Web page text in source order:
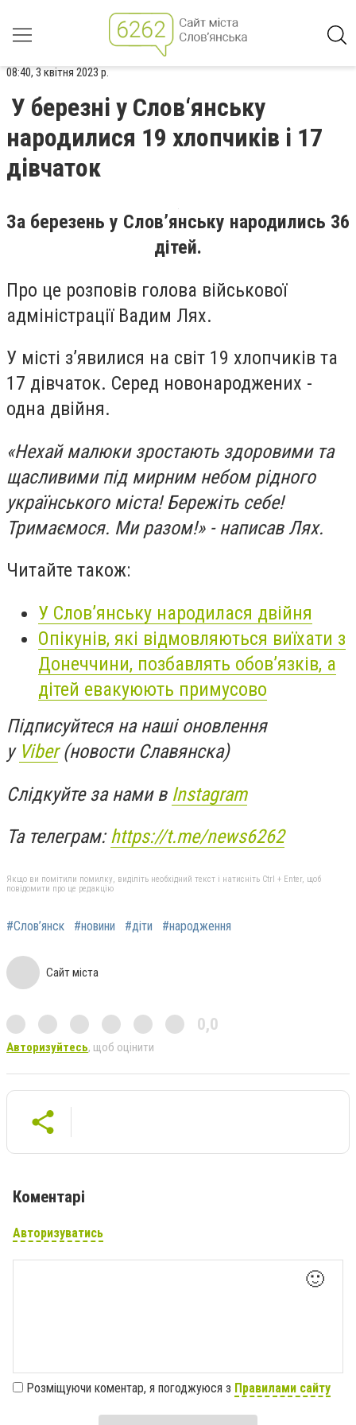
08:40, 3 квітня 2023 р.
У березні у Слов‘янську
народилися 19 хлопчиків і 17
дівчаток
За березень у Слов’янську народились 36
дітей.
Про це розповів голова військової
адміністрації Вадим Лях.
У місті з’явилися на світ 19 хлопчиків та
17 дівчаток. Серед новонароджених -
одна двійня.
«Нехай малюки зростають здоровими та
щасливими під мирним небом рідного
українського міста! Бережіть себе!
Тримаємося. Ми разом!» - написав Лях.
Читайте також:
У Слов’янську народилася двійня
Опікунів, які відмовляються виїхати з
Донеччини, позбавлять обов’язків, а
дітей евакуюють примусово
Підписуйтеся на наші оновлення
у Viber(новости Славянска)
Слідкуйте за нами в Instagram
Та телеграм:https://t.me/news6262
Якщо ви помітили помилку, виділіть необхідний текст і натисніть Ctrl + Enter, щоб
повідомити про це редакцію
#Слов’янск #новини #діти #народження
Сайт міста
0,0
Авторизуйтесь, щоб оцінити
Коментарі
Авторизуватись
🙂
Розміщуючи коментар, я погоджуюся з Правилами сайту